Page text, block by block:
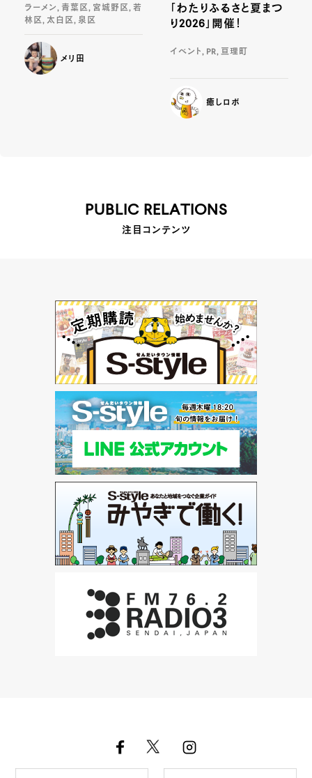
ラーメン, 青葉区, 宮城野区, 若
林区, 太白区, 泉区
メリ田
「わたりふるさと夏まつ
り2026」開催！
イベント, PR, 亘理町
癒しロボ
PUBLIC RELATIONS
注目コンテンツ